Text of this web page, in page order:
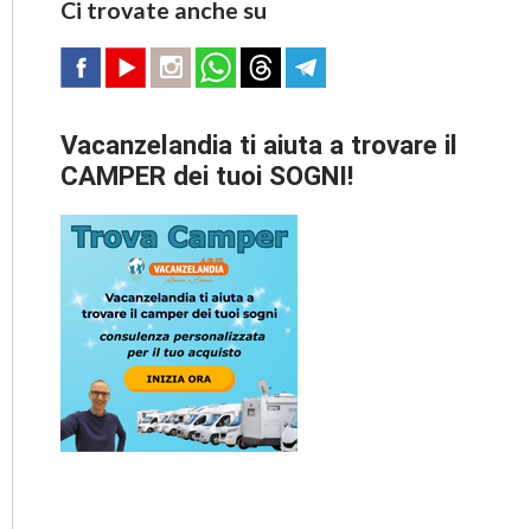
Ci trovate anche su
Vacanzelandia ti aiuta a trovare il
CAMPER dei tuoi SOGNI!